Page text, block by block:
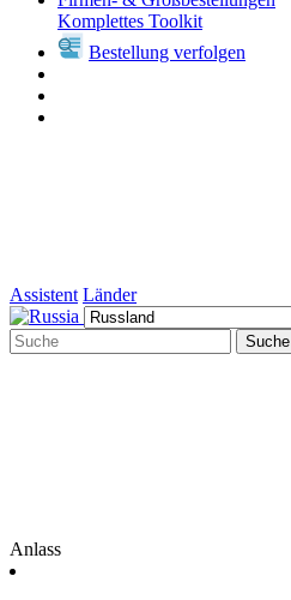
Komplettes Toolkit
Bestellung verfolgen
Assistent Länder
Suche
Anlass